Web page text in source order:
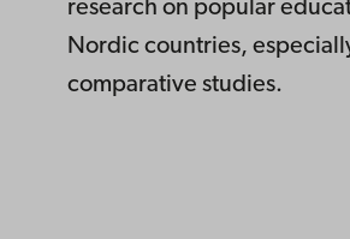
research on popular
Nordic countries,
comparative studies.